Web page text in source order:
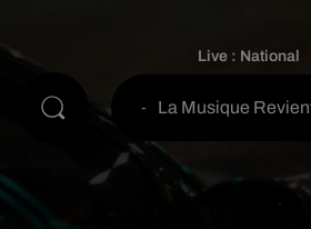
Live : National
- La Musique